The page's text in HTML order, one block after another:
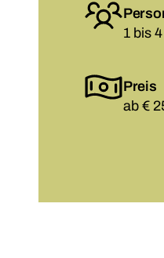
1 bis 4
Preis
ab €